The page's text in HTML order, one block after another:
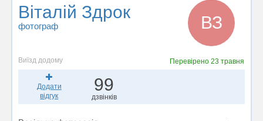
Віталій Здрок
фотограф ВЗ
Виїзд додому Перевірено23 травня
Додати
відгук
99
дзвінків